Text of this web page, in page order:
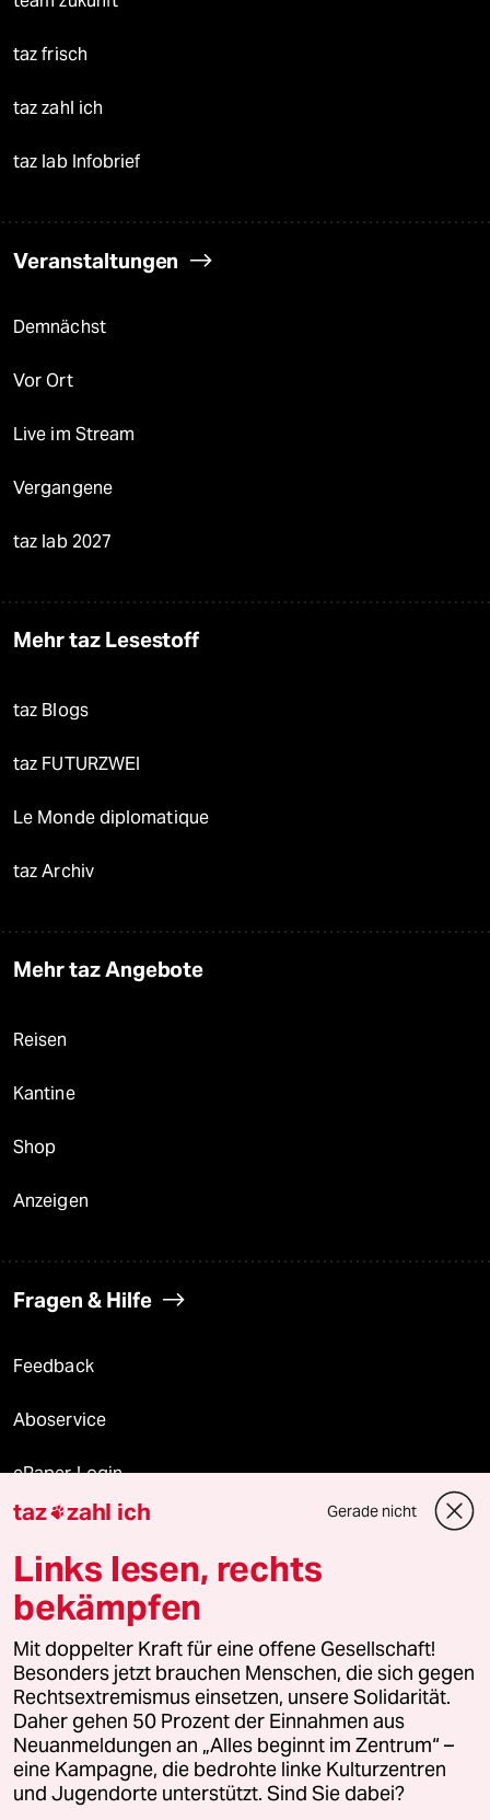
taz frisch
taz zahl ich
taz lab Infobrief
Veranstaltungen
Demnächst
Vor Ort
Live im Stream
Vergangene
taz lab 2027
Mehr taz Lesestoff
taz Blogs
taz FUTURZWEI
Le Monde diplomatique
taz Archiv
Mehr taz Angebote
Reisen
Kantine
Shop
Anzeigen
Fragen & Hilfe
Feedback
Aboservice
ePaper Login
Downloads für Abonnierende
© 2026 taz Verlags und Vertriebs GmbH
Alle Rechte vorbehalten. Bei rechtlichen Fragen oder für Genehmigungen
wenden Sie sich bitte an
lizenzen@taz.de
Feedback Redaktionsstatut Kommune-Richtlinien
Leitlinie Informant Datenschutz Impressum AGB
taz zahl ich Gerade nicht
Links lesen, rechts
bekämpfen
Mit doppelter Kraft für eine offene Gesellschaft!
Besonders jetzt brauchen Menschen, die sich gegen
Rechtsextremismus einsetzen, unsere Solidarität.
Daher gehen 50 Prozent der Einnahmen aus
Neuanmeldungen an „Alles beginnt im Zentrum“ –
eine Kampagne, die bedrohte linke Kulturzentren
und Jugendorte unterstützt. Sind Sie dabei?